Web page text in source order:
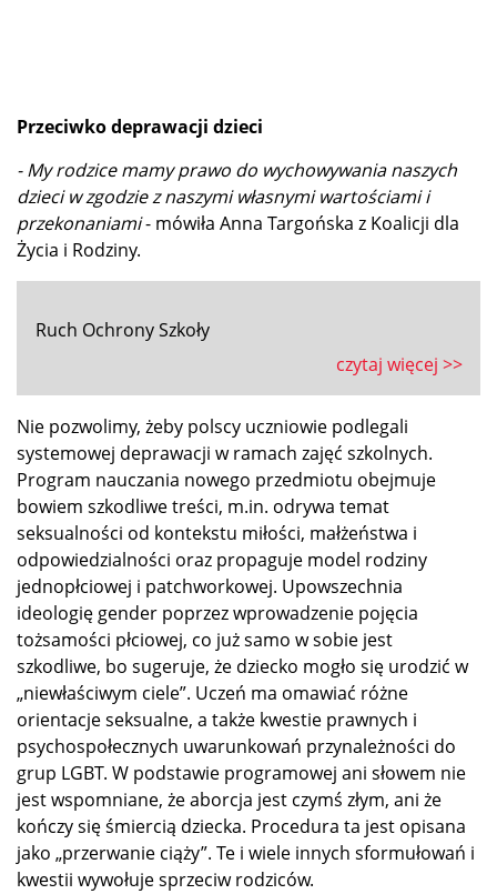
Przeciwko deprawacji dzieci
- My rodzice mamy prawo do wychowywania naszych
dzieci w zgodzie z naszymi własnymi wartościami i
przekonaniami- mówiła Anna Targońska z Koalicji dla
Życia i Rodziny.
Ruch Ochrony Szkoły
czytaj więcej >>
Nie pozwolimy, żeby polscy uczniowie podlegali
systemowej deprawacji w ramach zajęć szkolnych.
Program nauczania nowego przedmiotu obejmuje
bowiem szkodliwe treści, m.in. odrywa temat
seksualności od kontekstu miłości, małżeństwa i
odpowiedzialności oraz propaguje model rodziny
jednopłciowej i patchworkowej. Upowszechnia
ideologię gender poprzez wprowadzenie pojęcia
tożsamości płciowej, co już samo w sobie jest
szkodliwe, bo sugeruje, że dziecko mogło się urodzić w
„niewłaściwym ciele”. Uczeń ma omawiać różne
orientacje seksualne, a także kwestie prawnych i
psychospołecznych uwarunkowań przynależności do
grup LGBT. W podstawie programowej ani słowem nie
jest wspomniane, że aborcja jest czymś złym, ani że
kończy się śmiercią dziecka. Procedura ta jest opisana
jako „przerwanie ciąży”. Te i wiele innych sformułowań i
kwestii wywołuje sprzeciw rodziców.